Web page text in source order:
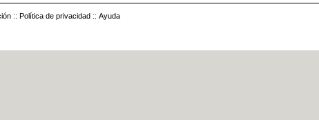
:: Política de privacidad :: Ayuda